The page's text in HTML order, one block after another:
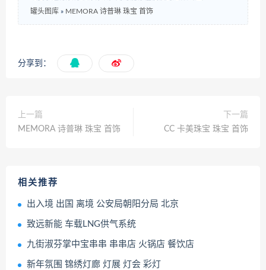
罐头图库 » MEMORA 诗普琳 珠宝 首饰
分享到：
上一篇
MEMORA 诗普琳 珠宝 首饰
下一篇
CC 卡美珠宝 珠宝 首饰
相关推荐
出入境 出国 离境 公安局朝阳分局 北京
致远新能 车载LNG供气系统
九街淑芬掌中宝串串 串串店 火锅店 餐饮店
新年氛围 锦绣灯廊 灯展 灯会 彩灯